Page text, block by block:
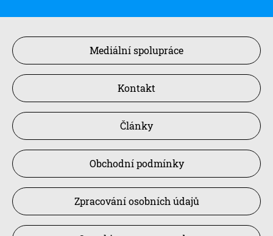
Mediální spolupráce
Kontakt
Články
Obchodní podmínky
Zpracování osobních údajů